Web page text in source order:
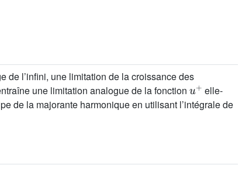
l’infini, une limitation de la croissance des
une limitation analogue de la fonction
u +
elle-
de la majorante harmonique en utilisant l’intégrale de